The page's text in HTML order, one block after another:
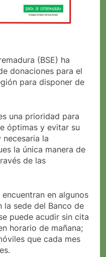
(BSE) ha
donaciones para el
para disponer de
una prioridad para
óptimas y evitar su
la
la única manera de
de las
en algunos
la sede del Banco de
puede acudir sin cita
horario de mañana;
que cada mes